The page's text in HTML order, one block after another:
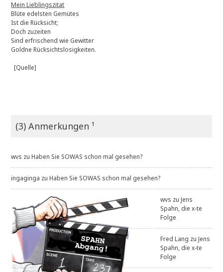
Mein Lieblingszitat
Blüte edelsten Gemütes
Ist die Rücksicht;
Doch zuzeiten
Sind erfrischend wie Gewitter
Goldne Rücksichtslosigkeiten.
[Quelle]
(3) Anmerkungen ¹
wvs zuHaben Sie SOWAS schon mal gesehen?
ingaginga zuHaben Sie SOWAS schon mal gesehen?
wvs zuJens
Spahn, die x-te
Folge
Fred Lang zuJens
Spahn, die x-te
Folge